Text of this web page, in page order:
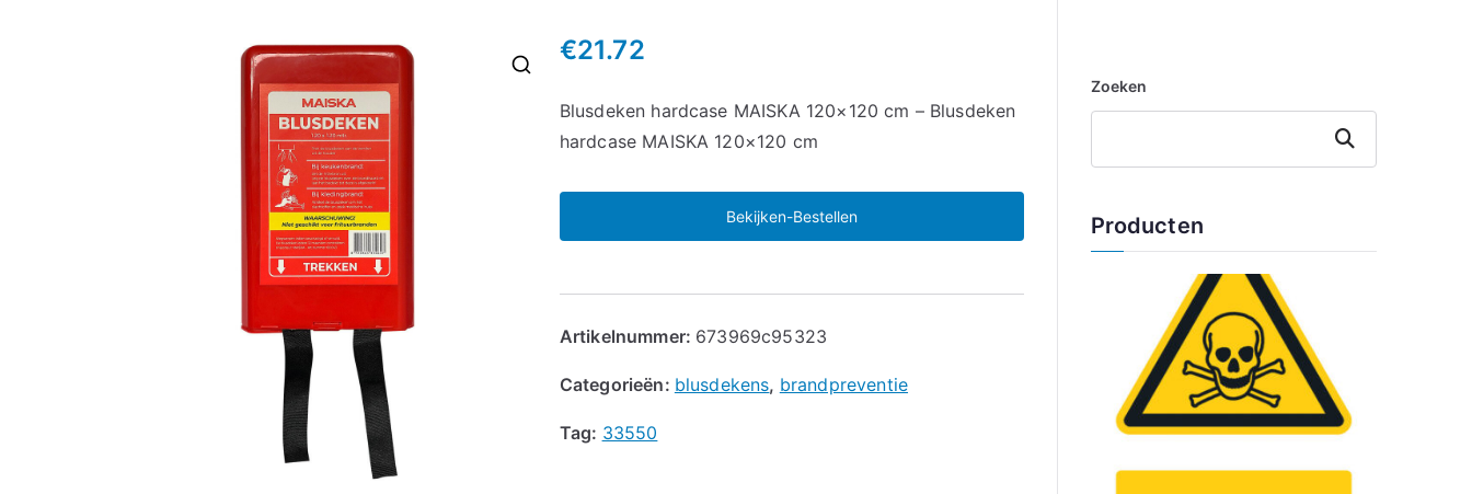
€21.72
Blusdeken hardcase MAISKA 120×120 cm – Blusdeken
hardcase MAISKA 120×120 cm
Bekijken-Bestellen
Artikelnummer: 673969c95323
Categorieën: blusdekens, brandpreventie
Tag: 33550
Zoeken
Zoeken
Producten